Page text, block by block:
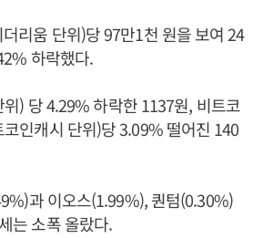
리움 단위)당 97만1천 원을 보여 24
하락했다.
위) 당 4.29% 하락한 1137원, 비트코
인캐시 단위)당 3.09% 떨어진 140
과 이오스(1.99%), 퀀텀(0.30%)
는 소폭 올랐다.